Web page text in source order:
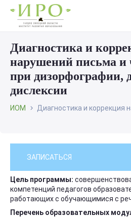
Диагностика и
нарушений письма и
при дизорфографии,
дислексии
ИОМ Диагностика и коррекция
ЗАПИСАТЬСЯ
Цель программы:
компетенций педагогов
работающих с обучающимися с
Перечень образовательных